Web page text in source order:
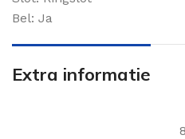
Bel: Ja
Extra informatie